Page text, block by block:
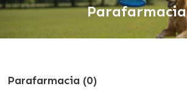
Parafarmacia
Parafarmacia (0)